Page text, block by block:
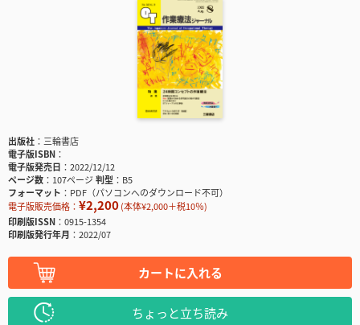
出版社
三輪書店
電子版ISBN
電子版発売日
2022/12/12
ページ数
107ページ判型
B5
フォーマット
PDF（パソコンへのダウンロード不可）
電子版販売価格： ¥2,200(本体¥2,000＋税10％)
印刷版ISSN
0915-1354
印刷版発行年月
2022/07
カートに入れる
ちょっと立ち読み